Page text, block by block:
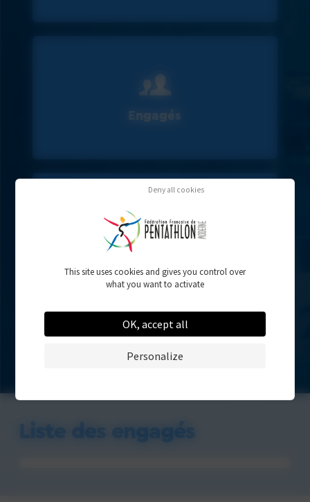
Engagés
Résultats
Liste des engagés
This site uses cookies and gives you control over
what you want to activate
OK, accept all
Deny all cookies
Personalize